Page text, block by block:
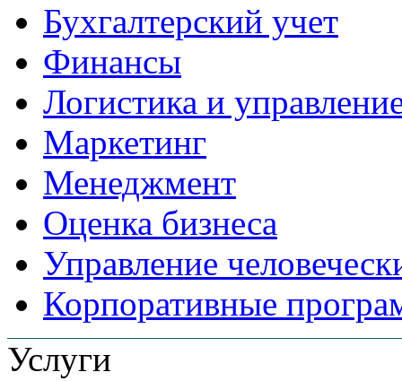
Бухгалтерский учет
Финансы
Логистика и
Маркетинг
Менеджмент
Оценка бизнеса
Управление
Корпоративные
Услуги